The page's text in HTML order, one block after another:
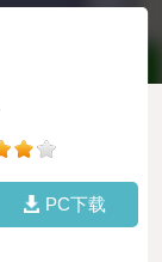
PC下载